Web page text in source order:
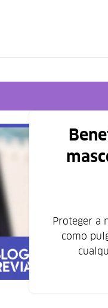
Proteger a
como